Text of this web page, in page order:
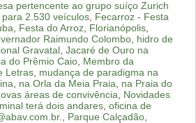
pertencente ao grupo suíço Zurich
2.530 veículos, Fecarroz - Festa
Festa do Arroz, Florianópolis,
Raimundo Colombo, hidro de
Gravatal, Jacaré de Ouro na
do Prêmio Caio, Membro da
Letras, mudança de paradigma na
na Orla da Meia Praia
na Praia do
áreas de convivência
Novidades
terá dois andares, oficina de
Parque Calçadão,